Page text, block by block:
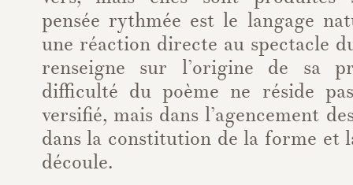
pensée rythmée est le langage
une réaction directe au spectacle
renseigne sur l’origine de sa
difficulté du poème ne réside
versifié, mais dans l’agencement
dans la constitution de la forme et
découle.